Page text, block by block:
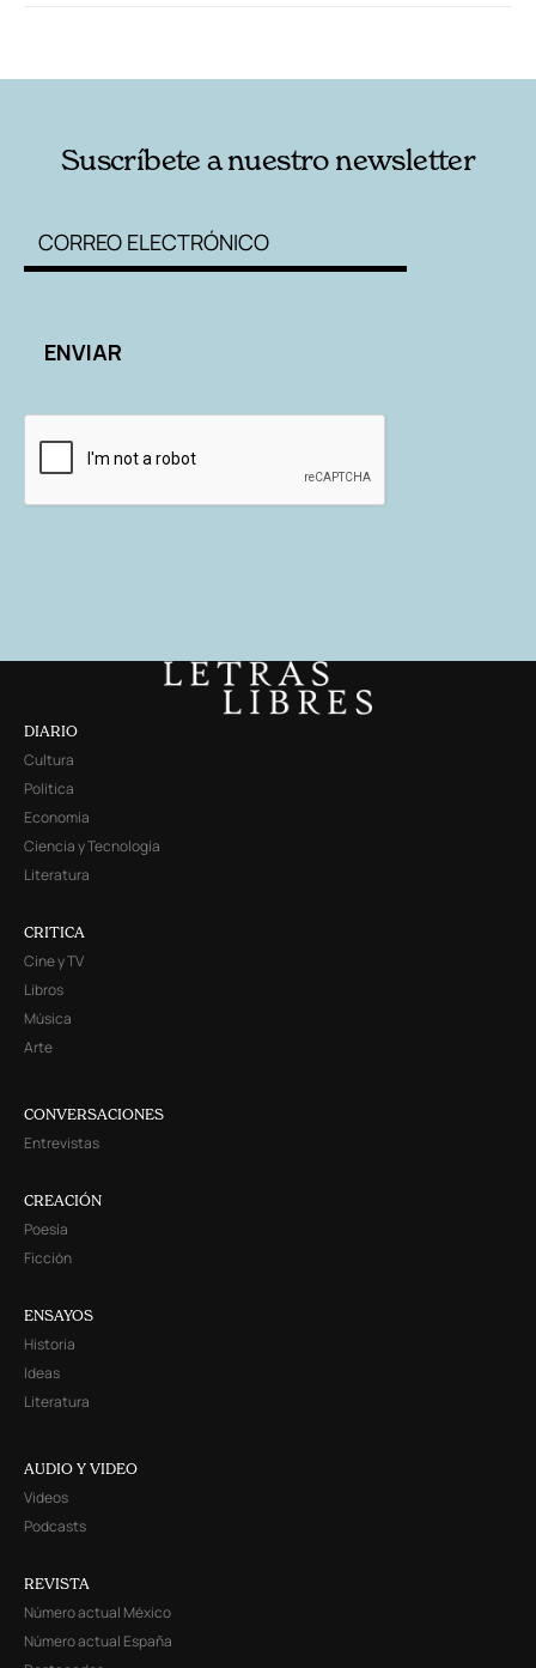
Suscríbete a nuestro newsletter
DIARIO
Cultura
Política
Economía
Ciencia y Tecnología
Literatura
CRITICA
Cine y TV
Libros
Música
Arte
CONVERSACIONES
Entrevistas
CREACIÓN
Poesía
Ficción
ENSAYOS
Historia
Ideas
Literatura
AUDIO Y VIDEO
Videos
Podcasts
REVISTA
Número actual México
Número actual España